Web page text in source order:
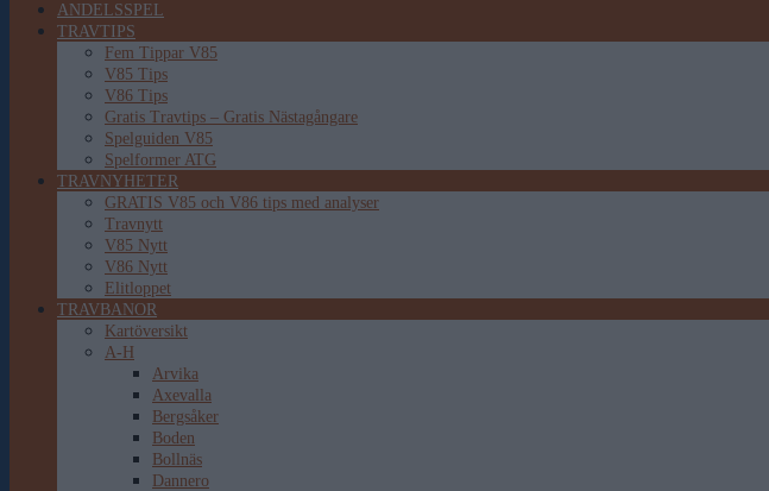
ANDELSSPEL
TRAVTIPS
Fem Tippar V85
V85 Tips
V86 Tips
Gratis Travtips – Gratis Nästagångare
Spelguiden V85
Spelformer ATG
TRAVNYHETER
GRATIS V85 och V86 tips med analyser
Travnytt
V85 Nytt
V86 Nytt
Elitloppet
TRAVBANOR
Kartöversikt
A-H
Arvika
Axevalla
Bergsåker
Boden
Bollnäs
Dannero